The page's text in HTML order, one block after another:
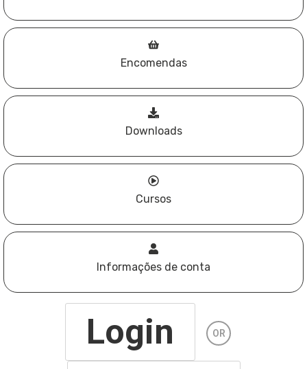
Encomendas
Downloads
Cursos
Informações de conta
Login OR